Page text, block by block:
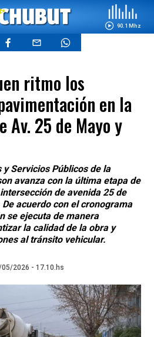
90.1 Mhz
ritmo los
en la
Av. 25 de Mayo y
Servicios Públicos de la
avanza con la última etapa de
de avenida 25 de
acuerdo con el cronograma
se ejecuta de manera
la calidad de la obra y
al tránsito vehicular.
05/2026 - 17.10.hs